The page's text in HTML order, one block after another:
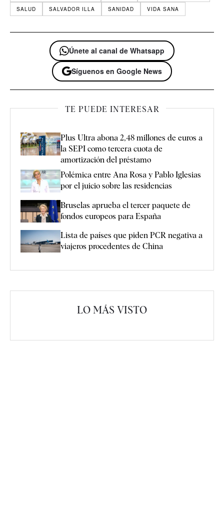
SALUD
SALVADOR ILLA SANIDAD VIDA SANA
Únete al canal de Whatsapp
Síguenos en Google News
TE PUEDE INTERESAR
Plus Ultra abona 2,48 millones de euros a
la SEPI como tercera cuota de
amortización del préstamo
Polémica entre Ana Rosa y Pablo Iglesias
por el juicio sobre las residencias
Bruselas aprueba el tercer paquete de
fondos europeos para España
Lista de países que piden PCR negativa a
viajeros procedentes de China
LO MÁS VISTO